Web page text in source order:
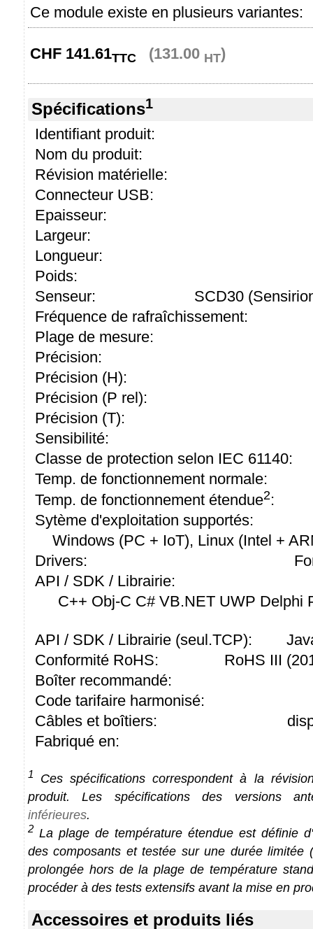
Ce module existe en plusieurs variantes:
CHF 141.61TTC (131.00 HT)
Spécifications1
Identifiant produit:
Nom du produit:
Révision matérielle:
Connecteur USB:
Epaisseur:
Largeur:
Longueur:
Poids:
Senseur:
SCD30
Fréquence de rafraîchissement:
Plage de mesure:
Précision:
Précision (H):
Précision (P rel):
Précision (T):
Sensibilité:
Classe de protection selon IEC 61140:
Temp. de fonctionnement normale:
Temp. de fonctionnement étendue2:
Sytème d'exploitation supportés:
Windows (PC + IoT), Linux (Intel +
Drivers:
API / SDK / Librairie:
C++ Obj-C C# VB.NET UWP Delphi
API / SDK / Librairie (seul.TCP):
Conformité RoHS:
RoHS III
Boîter recommandé:
Code tarifaire harmonisé:
Câbles et boîtiers:
Fabriqué en:
1
Ces spécifications correspondent à la
produit. Les spécifications des versions
inférieures.
2 La plage de température étendue est définie
des composants et testée sur une durée limitée
prolongée hors de la plage de température
procéder à des tests extensifs avant la mise en
Accessoires et produits liés